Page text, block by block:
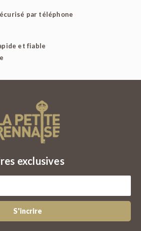
par téléphone
et fiable
exclusives
S'incrire